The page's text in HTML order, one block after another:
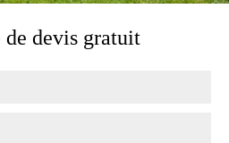
de devis gratuit